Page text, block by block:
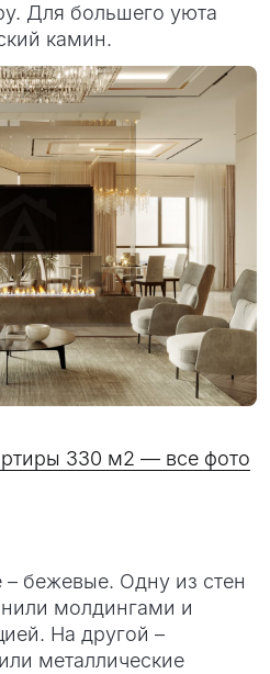
Для большего уюта
камин.
330 м2 — все фото
– бежевые. Одну из стен
молдингами и
На другой –
металлические